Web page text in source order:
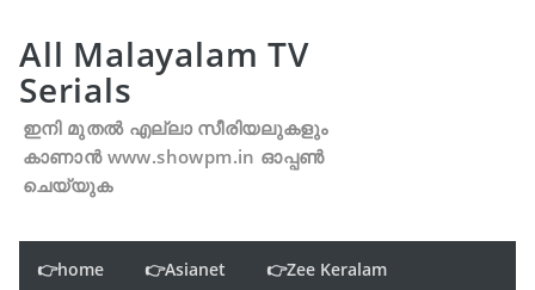
All Malayalam TV
Serials
ഇനി മുതൽ എല്ലാ സീരിയലുകളും
കാണാൻ www.showpm.in ഓപ്പൺ
ചെയ്യുക
👉home 👉Asianet 👉Zee Keralam